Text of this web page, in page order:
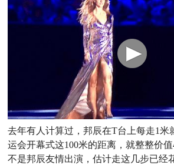
去年有人计算过，邦辰在T台上每走1米
运会开幕式这100米的距离，就整整价
不是邦辰友情出演，估计走这几步已经